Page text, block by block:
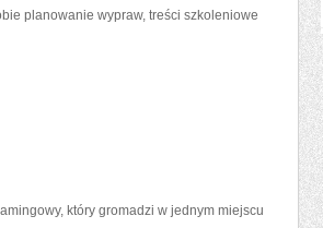
planowanie wypraw, treści szkoleniowe
który gromadzi w jednym miejscu